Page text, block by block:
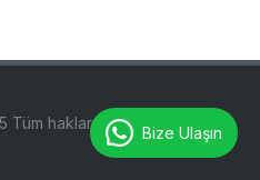
hakları saklıdır.Bize Ulaşın